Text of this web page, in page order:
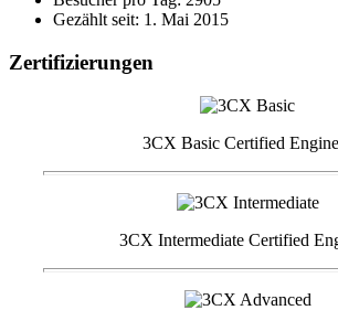
Gezählt seit: 1. Mai 2015
Zertifizierungen
3CX Basic Certified
3CX Intermediate Certified